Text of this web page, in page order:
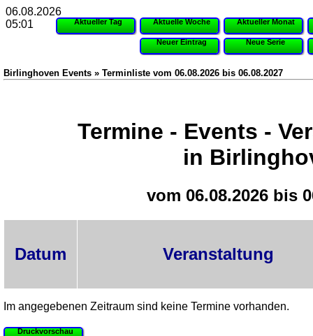
Aktueller Tag Aktuelle Woche Aktueller Monat
Neuer Eintrag Neue Serie
Birlinghoven Events » Terminliste vom 06.08.2026 bis 06.08.2027
Termine - Events -
in
vom 06.08.2026 bis
Datum Veranstaltung
Im angegebenen Zeitraum sind keine Termine vorhanden.
Druckvorschau
06.08.2026
05:01